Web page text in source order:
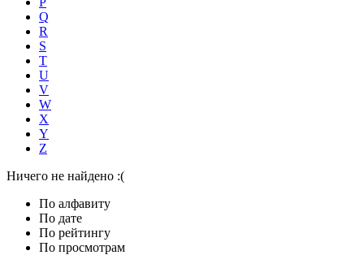
Q
R
S
T
U
V
W
X
Y
Z
Ничего не найдено :(
По алфавиту
По дате
По рейтингу
По просмотрам